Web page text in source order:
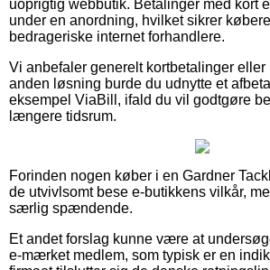
uoprigtig webbutik. Betalinger med kort
under en anordning, hvilket sikrer
bedrageriske internet forhandlere.
Vi anbefaler generelt kortbetalinger eller
anden løsning burde du udnytte et
eksempel ViaBill, ifald du vil godtgøre
længere tidsrum.
Forinden nogen køber i en Gardner
de utvivlsomt bese e-butikkens vilkår,
særlig spændende.
Et andet forslag kunne være at
e-mærket medlem, som typisk er en